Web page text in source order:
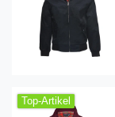
Top-Artikel